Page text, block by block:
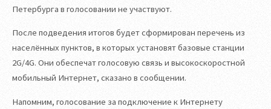
Петербурга в голосовании не участвуют.
После подведения итогов будет сформирован перечень из
населённых пунктов, в которых установят базовые станции
2G/4G. Они обеспечат голосовую связь и высокоскоростной
мобильный Интернет, сказано в сообщении.
Напомним, голосование за подключение к Интернету